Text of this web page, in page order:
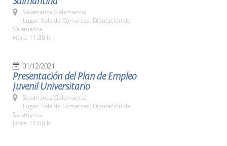
Salamanca (Salamanca)
Lugar: Sala de Comarcas. Diputación de
Salamanca
Hora: 11:30 h.
01/12/2021
Presentación del Plan de Empleo
Juvenil Universitario
Salamanca (Salamanca)
Lugar: Sala de Comarcas. Diputación de
Salamanca
Hora: 11:00 h.